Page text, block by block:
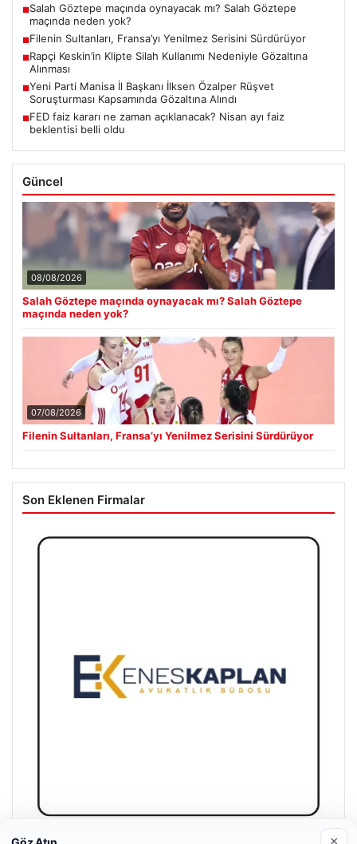
■Salah Göztepe maçında oynayacak mı? Salah Göztepe
maçında neden yok?
■Filenin Sultanları, Fransa’yı Yenilmez Serisini Sürdürüyor
■Rapçi Keskin’in Klipte Silah Kullanımı Nedeniyle Gözaltına
Alınması
■Yeni Parti Manisa İl Başkanı İlksen Özalper Rüşvet
Soruşturması Kapsamında Gözaltına Alındı
■FED faiz kararı ne zaman açıklanacak? Nisan ayı faiz
beklentisi belli oldu
Güncel
08/08/2026
Salah Göztepe maçında oynayacak mı? Salah Göztepe
maçında neden yok?
07/08/2026
Filenin Sultanları, Fransa’yı Yenilmez Serisini Sürdürüyor
Son Eklenen Firmalar